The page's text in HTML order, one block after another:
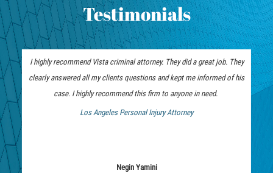
Petty Theft
Receiving Stolen Property
Robbery
Violent Crimes
Identity Theft
Testimonials
Attorney
I highly recommend Vista criminal attorney. They did a great job. They
clearly answered all my clients questions and kept me informed of his
case. I highly recommend this firm to anyone in need.
Los Angeles Personal Injury Attorney
Negin Yamini